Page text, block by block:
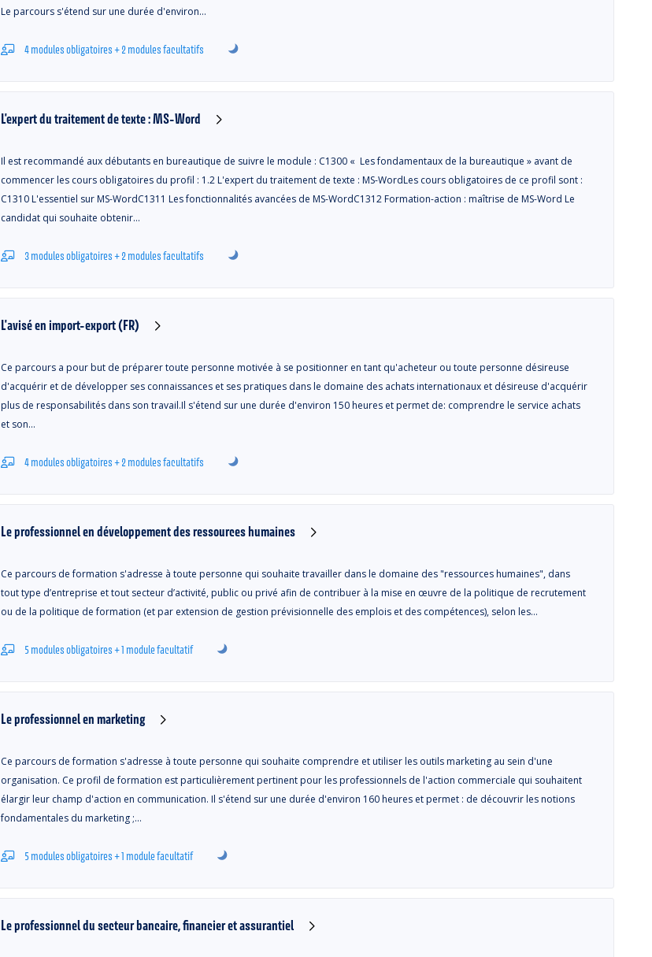
Le parcours s'étend sur une durée d'environ…
4 modules obligatoires + 2 modules facultatifs
L'expert du traitement de texte : MS-Word
Il est recommandé aux débutants en bureautique de suivre le module : C1300 « Les fondamentaux de la bureautique » avant de
commencer les cours obligatoires du profil : 1.2 L'expert du traitement de texte : MS-WordLes cours obligatoires de ce profil sont :
C1310 L'essentiel sur MS-WordC1311 Les fonctionnalités avancées de MS-WordC1312 Formation-action : maîtrise de MS-Word Le
candidat qui souhaite obtenir…
3 modules obligatoires + 2 modules facultatifs
L'avisé en import-export (FR)
Ce parcours a pour but de préparer toute personne motivée à se positionner en tant qu'acheteur ou toute personne désireuse
d'acquérir et de développer ses connaissances et ses pratiques dans le domaine des achats internationaux et désireuse d'acquérir
plus de responsabilités dans son travail.Il s'étend sur une durée d'environ 150 heures et permet de: comprendre le service achats
et son…
4 modules obligatoires + 2 modules facultatifs
Le professionnel en développement des ressources humaines
Ce parcours de formation s'adresse à toute personne qui souhaite travailler dans le domaine des "ressources humaines", dans
tout type d’entreprise et tout secteur d’activité, public ou privé afin de contribuer à la mise en œuvre de la politique de recrutement
ou de la politique de formation (et par extension de gestion prévisionnelle des emplois et des compétences), selon les…
5 modules obligatoires + 1 module facultatif
Le professionnel en marketing
Ce parcours de formation s'adresse à toute personne qui souhaite comprendre et utiliser les outils marketing au sein d'une
organisation. Ce profil de formation est particulièrement pertinent pour les professionnels de l'action commerciale qui souhaitent
élargir leur champ d'action en communication. Il s'étend sur une durée d'environ 160 heures et permet : de découvrir les notions
fondamentales du marketing ;…
5 modules obligatoires + 1 module facultatif
Le professionnel du secteur bancaire, financier et assurantiel